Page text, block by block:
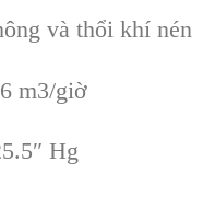
và thổi khí nén
m3/giờ
Hg